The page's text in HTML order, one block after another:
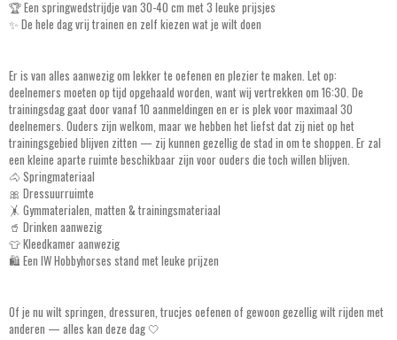
🏆 Een springwedstrijdje van 30-40 cm met 3 leuke prijsjes
✨ De hele dag vrij trainen en zelf kiezen wat je wilt doen
Er is van alles aanwezig om lekker te oefenen en plezier te maken. Let op:
deelnemers moeten op tijd opgehaald worden, want wij vertrekken om 16:30. De
trainingsdag gaat door vanaf 10 aanmeldingen en er is plek voor maximaal 30
deelnemers. Ouders zijn welkom, maar we hebben het liefst dat zij niet op het
trainingsgebied blijven zitten — zij kunnen gezellig de stad in om te shoppen. Er zal
een kleine aparte ruimte beschikbaar zijn voor ouders die toch willen blijven.
🐴 Springmateriaal
🎀 Dressuurruimte
🤸 Gymmaterialen, matten & trainingsmateriaal
🥤 Drinken aanwezig
👕 Kleedkamer aanwezig
🛍️ Een IW Hobbyhorses stand met leuke prijzen
Of je nu wilt springen, dressuren, trucjes oefenen of gewoon gezellig wilt rijden met
anderen — alles kan deze dag 🤍